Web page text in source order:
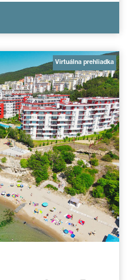
Virtuálna prehliadka